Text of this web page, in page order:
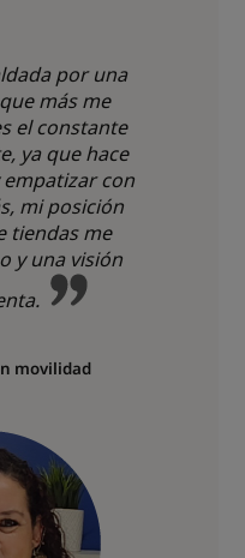
por una
más me
el constante
ya que hace
con
mi posición
tiendas me
y una visión
movilidad